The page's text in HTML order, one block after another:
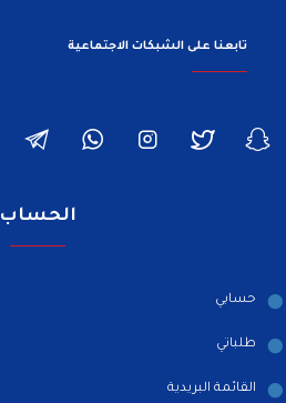
تابعنا على الشبكات الاجتماعية
الحساب
حسابي
طلباتي
القائمة البريدية